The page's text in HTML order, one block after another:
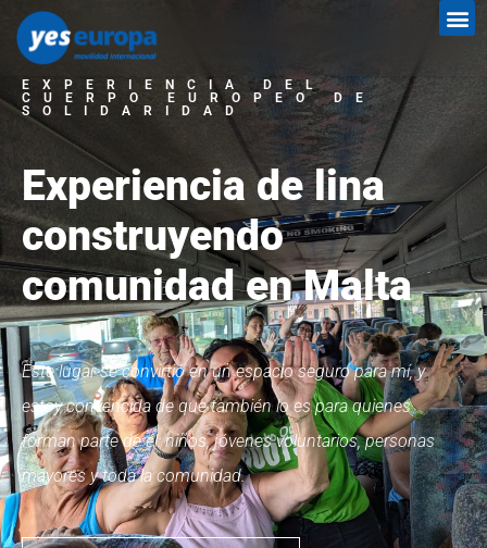
EXPERIENCIA DEL
CUERPO EUROPEO DE
SOLIDARIDAD
Experiencia de lina
construyendo
comunidad en Malta
Este lugar se convirtió en un espacio seguro para mí, y
estoy convencida de que también lo es para quienes
forman parte de él: niños, jóvenes voluntarios, personas
mayores y toda la comunidad.